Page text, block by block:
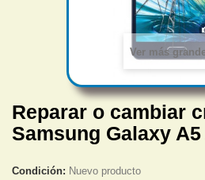
Ver más
Reparar o cambiar
Samsung Galaxy A5
Condición: Nuevo producto